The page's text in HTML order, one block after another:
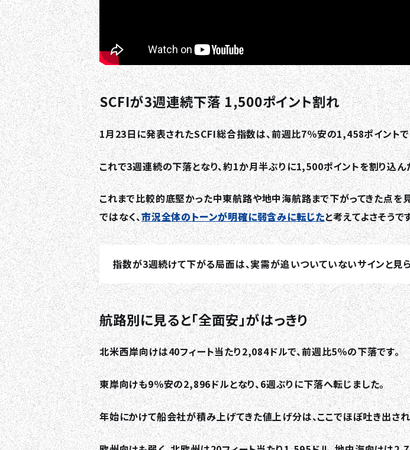
TOP
ABOUT
SERVICES
SCFIが3週連続下落 1,500ポイント割れ
1月23日に発表されたSCFI総合指数は、前週比7％安の1,458ポイントで
これで3週連続の下落となり、約1か月半ぶりに1,500ポイントを割り込ん
これまで比較的底堅かった中東航路や地中海航路まで下がってきた点を
ではなく、市況全体のトーンが明確に弱含みに転じたと考えてよさそうで
指数が3週続けて下がる局面は、実需が追いついていないサインと見ら
航路別に見ると「全面安」がはっきり
北米西岸向けは40フィート当たり2,084ドルで、前週比5％の下落です。
東岸向けも9％安の2,896ドルとなり、6週ぶりに下落へ転じました。
年始にかけて船会社が積み上げてきた値上げ分は、ここでほぼ吐き出され